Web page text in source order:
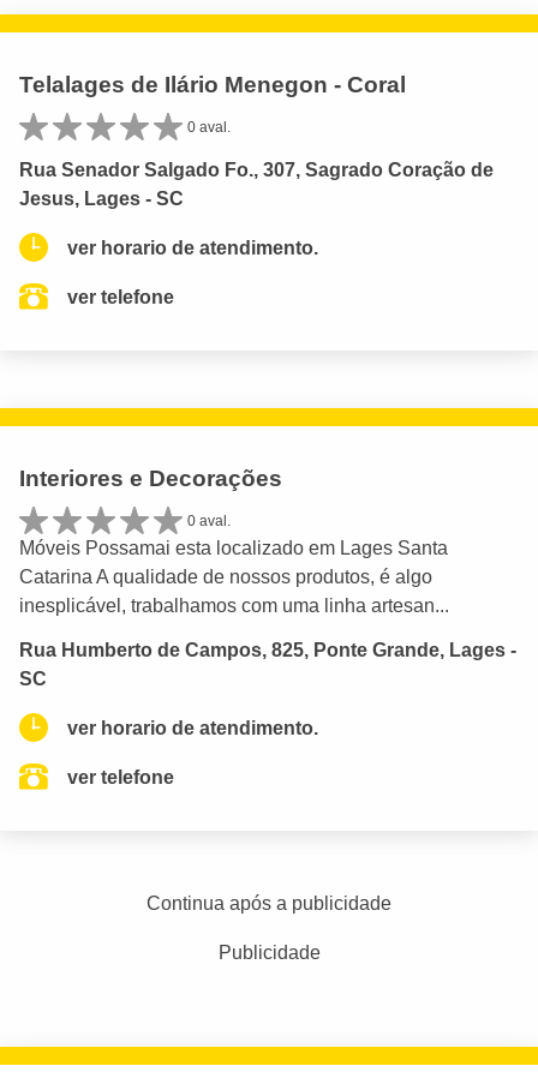
Telalages de Ilário Menegon - Coral
0 aval.
Rua Senador Salgado Fo., 307, Sagrado Coração de
Jesus, Lages - SC
ver horario de atendimento.
ver telefone
Interiores e Decorações
0 aval.
Móveis Possamai esta localizado em Lages Santa
Catarina A qualidade de nossos produtos, é algo
inesplicável, trabalhamos com uma linha artesan...
Rua Humberto de Campos, 825, Ponte Grande, Lages -
SC
ver horario de atendimento.
ver telefone
Continua após a publicidade
Publicidade